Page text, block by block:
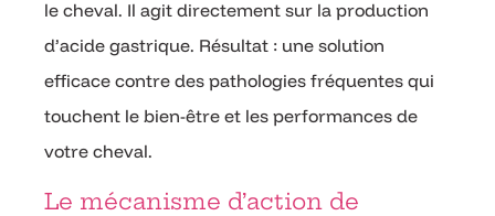
le cheval. Il agit directement sur la production
d’acide gastrique. Résultat : une solution
efficace contre des pathologies fréquentes qui
touchent le bien-être et les performances de
votre cheval.
Le mécanisme d’action de